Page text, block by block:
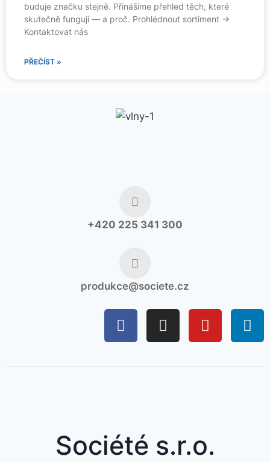
buduje značku stejně. Přinášíme přehled těch, které
skutečně fungují — a proč. Prohlédnout sortiment →
Kontaktovat nás
PŘEČÍST »
+420 225 341 300
produkce@societe.cz
Société s.r.o.